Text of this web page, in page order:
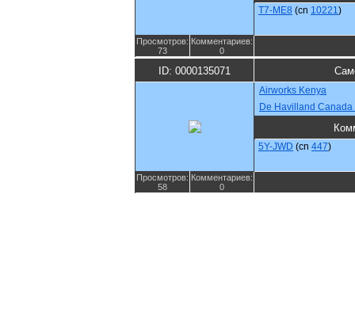
T7-ME8 (cn 10221)
Просмотров:
73
Комментариев:
0
ID: 0000135071
Airworks Kenya
De Havilland
5Y-JWD (cn 447)
Просмотров:
58
Комментариев:
0